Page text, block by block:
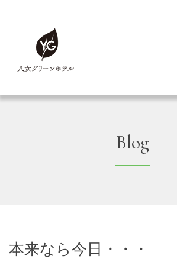
Blog
本来なら今日・・・